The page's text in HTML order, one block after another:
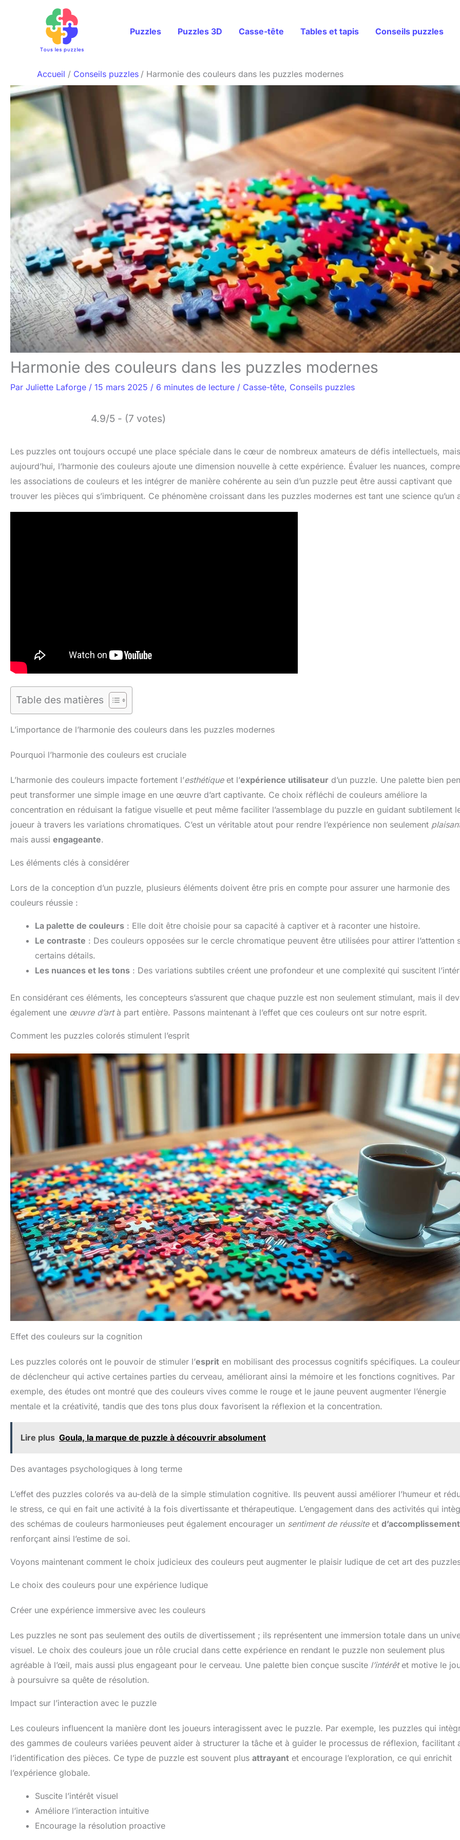
Puzzles Puzzles 3D Casse-tête Tables et tapis Conseils puzzles
Accueil Conseils puzzles Harmonie des couleurs dans les puzzles modernes
Harmonie des couleurs dans les puzzles modernes
Par Juliette Laforge / 15 mars 2025 / 6 minutes de lecture / Casse-tête, Conseils puzzles
4.9/5 - (7 votes)
Les puzzles ont toujours occupé une place spéciale dans le cœur de nombreux amateurs de défis intellectuels, mais
aujourd’hui, l’harmonie des couleurs ajoute une dimension nouvelle à cette expérience. Évaluer les nuances,
les associations de couleurs et les intégrer de manière cohérente au sein d’un puzzle peut être aussi captivant que
trouver les pièces qui s’imbriquent. Ce phénomène croissant dans les puzzles modernes est tant une science qu’un
Table des matières
L’importance de l’harmonie des couleurs dans les puzzles modernes
Pourquoi l’harmonie des couleurs est cruciale
L’harmonie des couleurs impacte fortement l’esthétiqueet l’expérience utilisateur d’un puzzle. Une palette bien
peut transformer une simple image en une œuvre d’art captivante. Ce choix réfléchi de couleurs améliore la
concentration en réduisant la fatigue visuelle et peut même faciliter l’assemblage du puzzle en guidant subtilement
joueur à travers les variations chromatiques. C’est un véritable atout pour rendre l’expérience non seulement
mais aussi engageante.
Les éléments clés à considérer
Lors de la conception d’un puzzle, plusieurs éléments doivent être pris en compte pour assurer une harmonie des
couleurs réussie :
La palette de couleurs : Elle doit être choisie pour sa capacité à captiver et à raconter une histoire.
Le contraste : Des couleurs opposées sur le cercle chromatique peuvent être utilisées pour attirer l’attention
certains détails.
Les nuances et les tons : Des variations subtiles créent une profondeur et une complexité qui suscitent
En considérant ces éléments, les concepteurs s’assurent que chaque puzzle est non seulement stimulant, mais il
également une œuvre d’artà part entière. Passons maintenant à l’effet que ces couleurs ont sur notre esprit.
Comment les puzzles colorés stimulent l’esprit
Effet des couleurs sur la cognition
Les puzzles colorés ont le pouvoir de stimuler l’esprit en mobilisant des processus cognitifs spécifiques. La
de déclencheur qui active certaines parties du cerveau, améliorant ainsi la mémoire et les fonctions cognitives. Par
exemple, des études ont montré que des couleurs vives comme le rouge et le jaune peuvent augmenter l’énergie
mentale et la créativité, tandis que des tons plus doux favorisent la réflexion et la concentration.
Lire plus Goula, la marque de puzzle à découvrir absolument
Des avantages psychologiques à long terme
L’effet des puzzles colorés va au-delà de la simple stimulation cognitive. Ils peuvent aussi améliorer l’humeur et
le stress, ce qui en fait une activité à la fois divertissante et thérapeutique. L’engagement dans des activités qui
des schémas de couleurs harmonieuses peut également encourager un sentiment de réussiteet d’accomplissement
renforçant ainsi l’estime de soi.
Voyons maintenant comment le choix judicieux des couleurs peut augmenter le plaisir ludique de cet art des
Le choix des couleurs pour une expérience ludique
Créer une expérience immersive avec les couleurs
Les puzzles ne sont pas seulement des outils de divertissement ; ils représentent une immersion totale dans un
visuel. Le choix des couleurs joue un rôle crucial dans cette expérience en rendant le puzzle non seulement plus
agréable à l’œil, mais aussi plus engageant pour le cerveau. Une palette bien conçue suscite l’intérêtet motive le
à poursuivre sa quête de résolution.
Impact sur l’interaction avec le puzzle
Les couleurs influencent la manière dont les joueurs interagissent avec le puzzle. Par exemple, les puzzles qui
des gammes de couleurs variées peuvent aider à structurer la tâche et à guider le processus de réflexion, facilitant
l’identification des pièces. Ce type de puzzle est souvent plus attrayant et encourage l’exploration, ce qui enrichit
l’expérience globale.
Suscite l’intérêt visuel
Améliore l’interaction intuitive
Encourage la résolution proactive